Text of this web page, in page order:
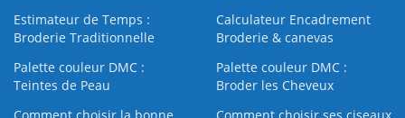
Estimateur de Temps :
Broderie Traditionnelle
Calculateur Encadrement
Broderie & canevas
Palette couleur DMC :
Teintes de Peau
Palette couleur DMC :
Broder les Cheveux